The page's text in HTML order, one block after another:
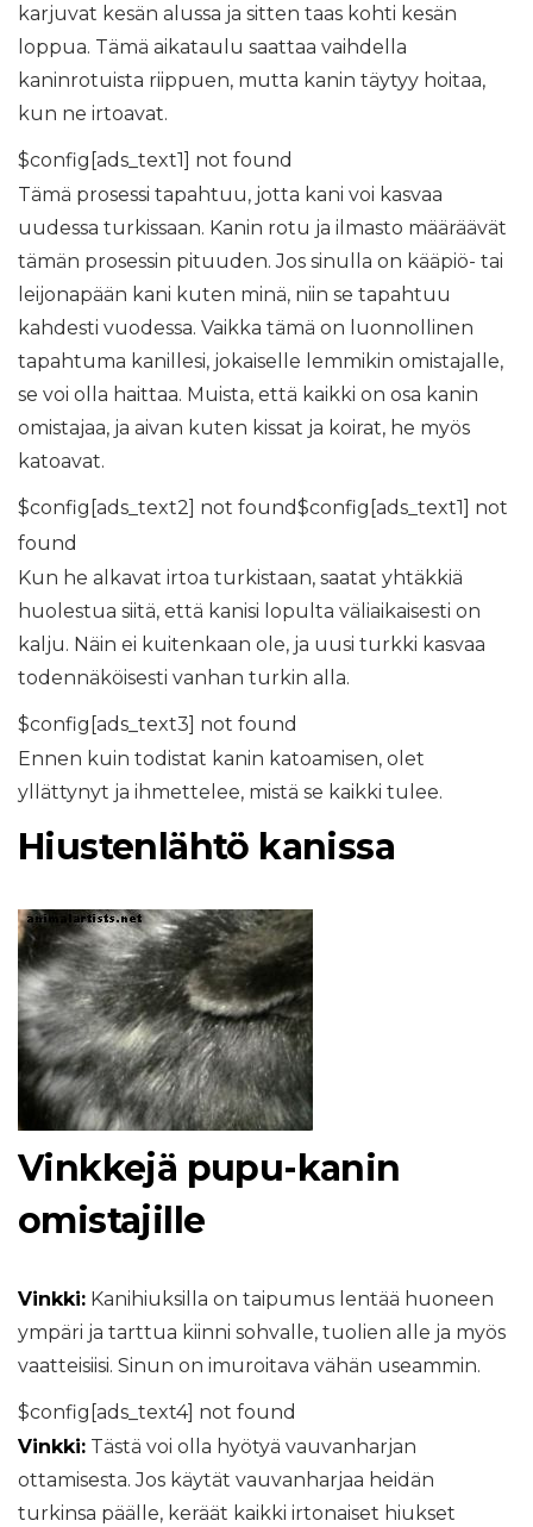
karjuvat kesän alussa ja sitten taas kohti kesän
loppua. Tämä aikataulu saattaa vaihdella
kaninrotuista riippuen, mutta kanin täytyy hoitaa,
kun ne irtoavat.
$config[ads_text1] not found
Tämä prosessi tapahtuu, jotta kani voi kasvaa
uudessa turkissaan. Kanin rotu ja ilmasto määräävät
tämän prosessin pituuden. Jos sinulla on kääpiö- tai
leijonapään kani kuten minä, niin se tapahtuu
kahdesti vuodessa. Vaikka tämä on luonnollinen
tapahtuma kanillesi, jokaiselle lemmikin omistajalle,
se voi olla haittaa. Muista, että kaikki on osa kanin
omistajaa, ja aivan kuten kissat ja koirat, he myös
katoavat.
$config[ads_text2] not found$config[ads_text1] not
found
Kun he alkavat irtoa turkistaan, saatat yhtäkkiä
huolestua siitä, että kanisi lopulta väliaikaisesti on
kalju. Näin ei kuitenkaan ole, ja uusi turkki kasvaa
todennäköisesti vanhan turkin alla.
$config[ads_text3] not found
Ennen kuin todistat kanin katoamisen, olet
yllättynyt ja ihmettelee, mistä se kaikki tulee.
Hiustenlähtö kanissa
Vinkkejä pupu-kanin
omistajille
Vinkki: Kanihiuksilla on taipumus lentää huoneen
ympäri ja tarttua kiinni sohvalle, tuolien alle ja myös
vaatteisiisi. Sinun on imuroitava vähän useammin.
$config[ads_text4] not found
Vinkki: Tästä voi olla hyötyä vauvanharjan
ottamisesta. Jos käytät vauvanharjaa heidän
turkinsa päälle, keräät kaikki irtonaiset hiukset